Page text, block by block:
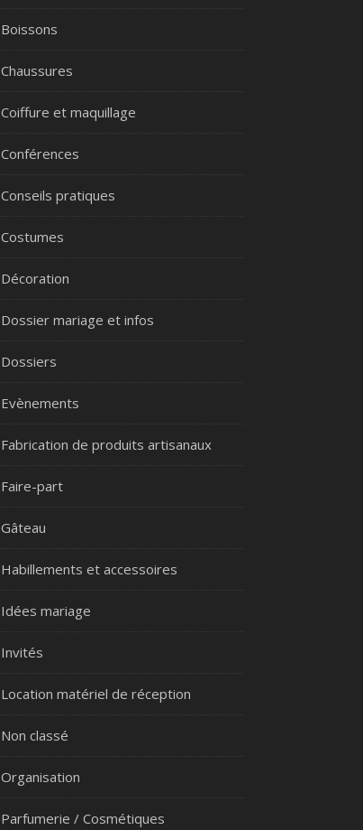
Boissons
Chaussures
Coiffure et maquillage
Conférences
Conseils pratiques
Costumes
Décoration
Dossier mariage et infos
Dossiers
Evènements
Fabrication de produits artisanaux
Faire-part
Gâteau
Habillements et accessoires
Idées mariage
Invités
Location matériel de réception
Non classé
Organisation
Parfumerie / Cosmétiques